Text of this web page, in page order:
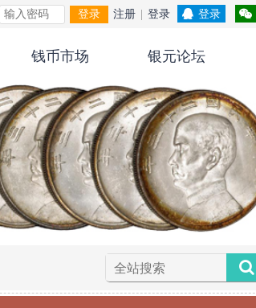
登录 注册 登录 登录
钱币市场 银元论坛